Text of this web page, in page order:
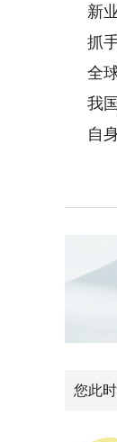
新
抓
全
我
自
您此